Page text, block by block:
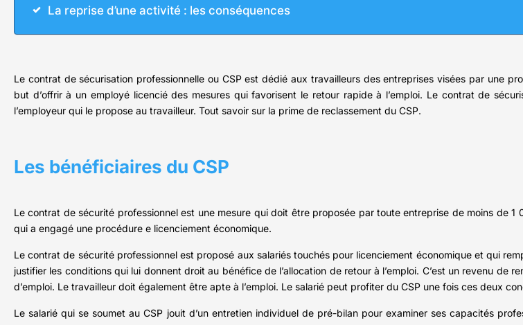
La reprise d’une activité : les conséquences
Le contrat de sécurisation professionnelle ou CSP est dédié aux travailleurs des entreprises visées par une
but d’offrir à un employé licencié des mesures qui favorisent le retour rapide à l’emploi. Le contrat de
l’employeur qui le propose au travailleur. Tout savoir sur la prime de reclassement du CSP.
Les bénéficiaires du CSP
Le contrat de sécurité professionnel est une mesure qui doit être proposée par toute entreprise de moins de 1
qui a engagé une procédure e licenciement économique.
Le contrat de sécurité professionnel est proposé aux salariés touchés pour licenciement économique et qui
justifier les conditions qui lui donnent droit au bénéfice de l’allocation de retour à l’emploi. C’est un revenu de
d’emploi. Le travailleur doit également être apte à l’emploi. Le salarié peut profiter du CSP une fois ces deux
Le salarié qui se soumet au CSP jouit d’un entretien individuel de pré-bilan pour examiner ses capacités